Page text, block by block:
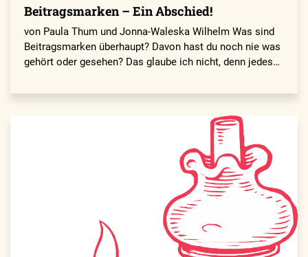
Beitragsmarken – Ein Abschied!
von Paula Thum und Jonna-Waleska Wilhelm Was sind
Beitragsmarken überhaupt? Davon hast du noch nie was
gehört oder gesehen? Das glaube ich nicht, denn jedes…